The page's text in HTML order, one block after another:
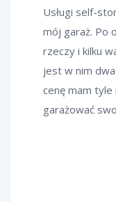
Usługi self-
mój garaż. Po
rzeczy i kilku
jest w nim
cenę mam tyle
garażować